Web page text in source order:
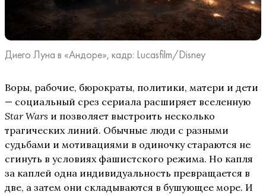
Диего Луна в «Андоре», кадр: Lucasfilm/Disney
Воры, рабочие, бюрократы, политики, матери и дети
— социальный срез сериала расширяет вселенную
Star Wars и позволяет выстроить несколько
трагических линий. Обычные люди с разными
судьбами и мотивациями в одиночку стараются не
сгинуть в условиях фашистского режима. Но капля
за каплей одна индивидуальность превращается в
две, а затем они складываются в бушующее море. И